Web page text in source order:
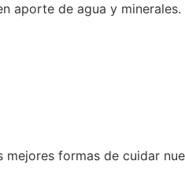
aporte de agua y minerales.
formas de cuidar